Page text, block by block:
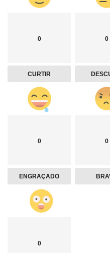
0
CURTIR
0
0
ENGRAÇADO
0
0